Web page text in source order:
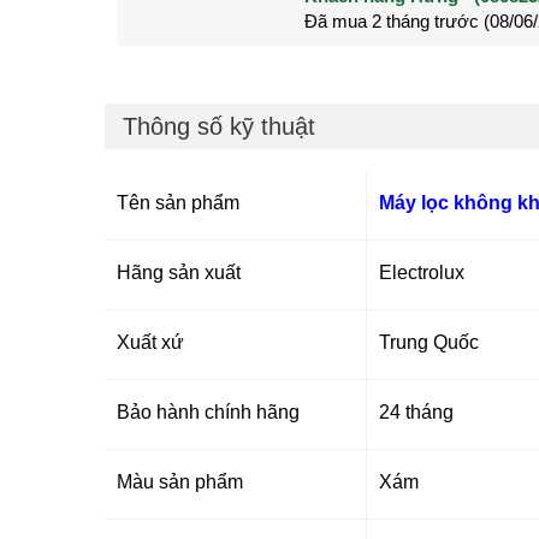
Đã mua 2 tháng trước (28/
Đã mua 3 tháng trước (27/
Thông số kỹ thuật
Tên sản phẩm Máy lọc không
Hãng sản xuất Electrolux
Xuất xứ Trung Quốc
Bảo hành chính hãng 24 tháng
Màu sản phẩm Xám